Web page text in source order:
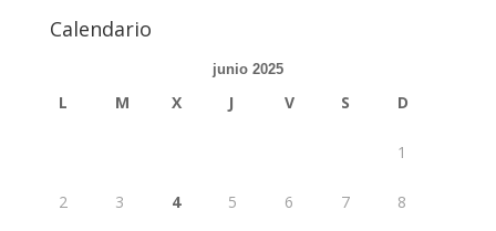
Calendario
junio 2025
L M X J V S D
1
2 3 4 5 6 7 8